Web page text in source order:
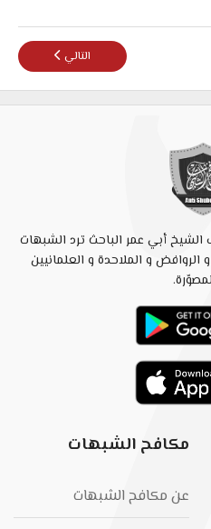
إلى كلب !! هل نحن في آخر الزمان ؟!
المقال التالي:
التالي
أبي عمر الباحث ترد الشبهات
و الملاحدة و العلمانيين
مكافح الشبهات
عن مكافح الشبهات